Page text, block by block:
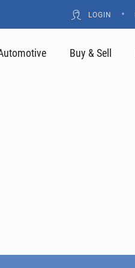
LOGIN •
Buy & Sell